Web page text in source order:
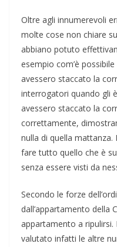
Oltre agli innumerevoli
molte cose non chiare
abbiano potuto
esempio com’è
avessero staccato la
interrogatori quando gli
avessero staccato la
correttamente,
nulla di quella
fare tutto quello che è
senza essere visti da
Secondo le forze
dall’appartamento della
appartamento a ripulirsi.
valutato infatti le altre